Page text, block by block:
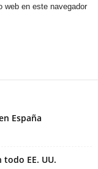
web en este navegador
España
EE. UU.